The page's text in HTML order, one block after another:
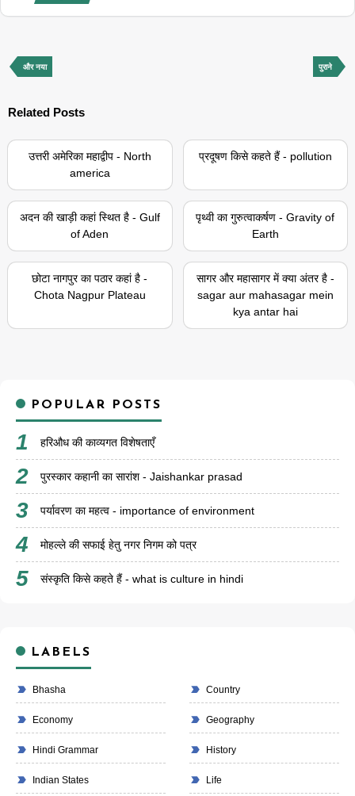
और नया पुराने
Related Posts
उत्तरी अमेरिका महाद्वीप - North
america
प्रदूषण किसे कहते हैं - pollution
अदन की खाड़ी कहां स्थित है - Gulf
of Aden
पृथ्वी का गुरुत्वाकर्षण - Gravity of
Earth
छोटा नागपुर का पठार कहां है -
Chota Nagpur Plateau
सागर और महासागर में क्या अंतर है -
sagar aur mahasagar mein
kya antar hai
POPULAR POSTS
हरिऔध की काव्यगत विशेषताएँ
पुरस्कार कहानी का सारांश - Jaishankar prasad
पर्यावरण का महत्व - importance of environment
मोहल्ले की सफाई हेतु नगर निगम को पत्र
संस्कृति किसे कहते हैं - what is culture in hindi
LABELS
Bhasha Country
Economy Geography
Hindi Grammar History
Indian States Life